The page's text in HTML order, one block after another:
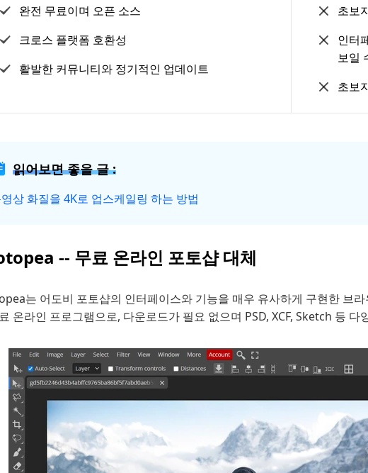
완전 무료이며 오픈 소스
크로스 플랫폼 호환성
활발한 커뮤니티와 정기적인 업데이트
초보
인터
보일
초보
읽어보면 좋을 글 :
상 화질을 4K로 업스케일링 하는 방법
-- 무료 온라인 포토샵 대체
는 어도비 포토샵의 인터페이스와 기능을 매우 유사하게 구현한 브
온라인 프로그램으로, 다운로드가 필요 없으며 PSD, XCF, Sketch 등 다